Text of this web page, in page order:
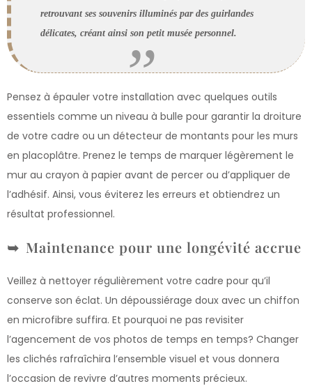
retrouvant ses souvenirs illuminés par des guirlandes
délicates, créant ainsi son petit musée personnel.
Pensez à épauler votre installation avec quelques outils
essentiels comme un niveau à bulle pour garantir la droiture
de votre cadre ou un détecteur de montants pour les murs
en placoplâtre. Prenez le temps de marquer légèrement le
mur au crayon à papier avant de percer ou d’appliquer de
l’adhésif. Ainsi, vous éviterez les erreurs et obtiendrez un
résultat professionnel.
Maintenance pour une longévité accrue
Veillez à nettoyer régulièrement votre cadre pour qu’il
conserve son éclat. Un dépoussiérage doux avec un chiffon
en microfibre suffira. Et pourquoi ne pas revisiter
l’agencement de vos photos de temps en temps? Changer
les clichés rafraîchira l’ensemble visuel et vous donnera
l’occasion de revivre d’autres moments précieux.